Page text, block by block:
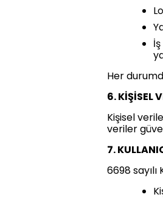
Her
6. KİŞİSEL
Kişisel
veriler
7.
6698